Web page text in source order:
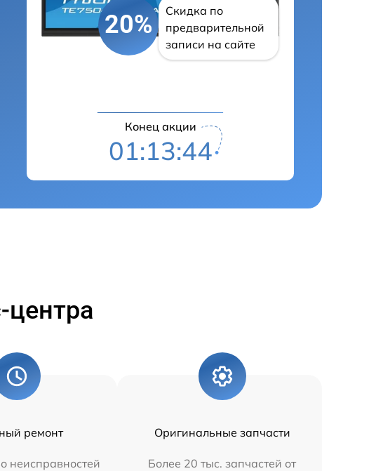
20%
Скидка по
предварительной
записи на сайте
Конец акции
01:13:43
ремонт
неисправностей
Оригинальные запчасти
Более 20 тыс. запчастей от